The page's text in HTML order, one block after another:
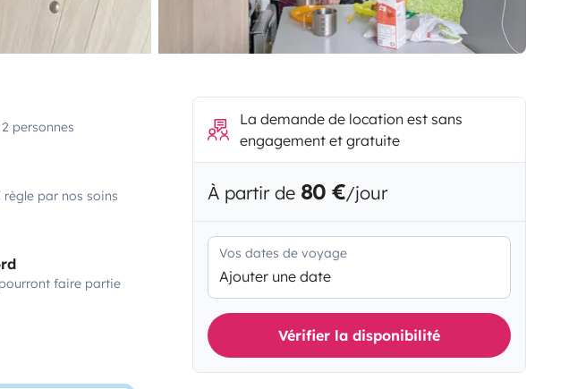
personnes
par nos soins
faire partie
La demande de location est sans
engagement et gratuite
À partir de 80 €/jour
Vos dates de voyage
Ajouter une date
Vérifier la disponibilité